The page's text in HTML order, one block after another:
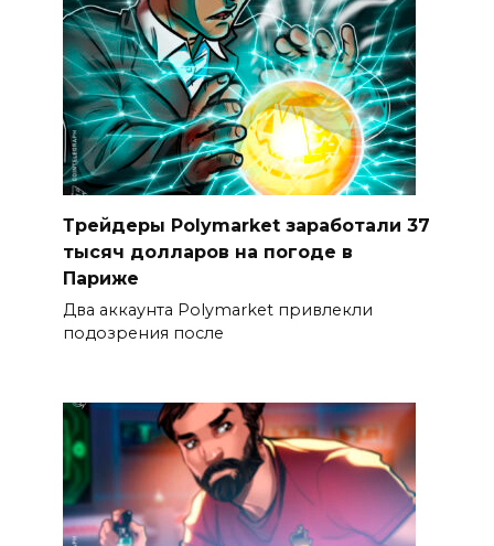
Трейдеры Polymarket заработали 37
тысяч долларов на погоде в
Париже
Два аккаунта Polymarket привлекли
подозрения после